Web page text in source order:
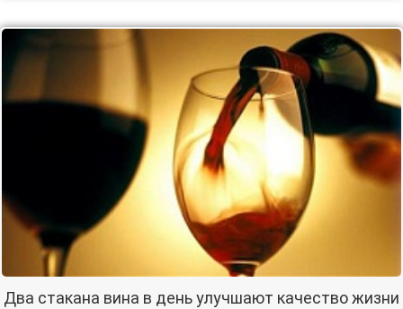
Два стакана вина в день улучшают качество жизни